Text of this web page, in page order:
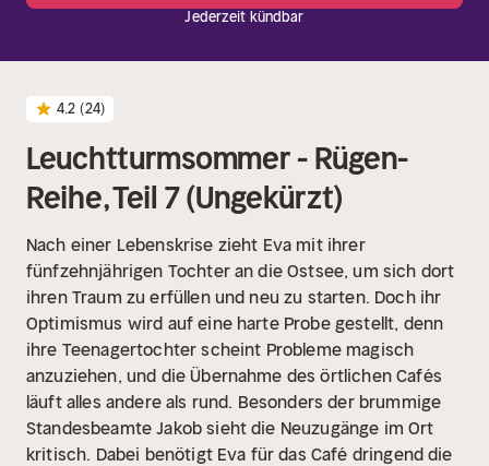
Jederzeit kündbar
4.2 (24)
Leuchtturmsommer - Rügen-
Reihe, Teil 7 (Ungekürzt)
Nach einer Lebenskrise zieht Eva mit ihrer
fünfzehnjährigen Tochter an die Ostsee, um sich dort
ihren Traum zu erfüllen und neu zu starten. Doch ihr
Optimismus wird auf eine harte Probe gestellt, denn
ihre Teenagertochter scheint Probleme magisch
anzuziehen, und die Übernahme des örtlichen Cafés
läuft alles andere als rund. Besonders der brummige
Standesbeamte Jakob sieht die Neuzugänge im Ort
kritisch. Dabei benötigt Eva für das Café dringend die